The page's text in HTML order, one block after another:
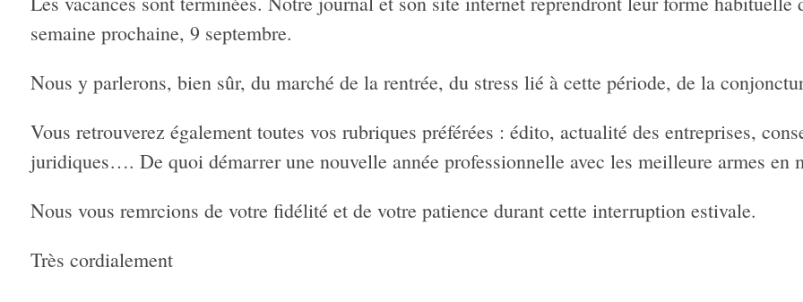
semaine prochaine, 9 septembre.
Nous y parlerons, bien sûr, du marché de la rentrée, du stress lié à cette période, de la
Vous retrouverez également toutes vos rubriques préférées : édito, actualité des entreprises,
juridiques…. De quoi démarrer une nouvelle année professionnelle avec les meilleure armes en
Nous vous remrcions de votre fidélité et de votre patience durant cette interruption estivale.
Très cordialement